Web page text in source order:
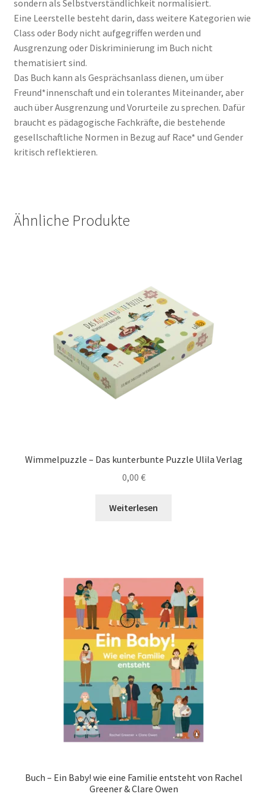
sondern als Selbstverständlichkeit normalisiert.
Eine Leerstelle besteht darin, dass weitere Kategorien wie
Class oder Body nicht aufgegriffen werden und
Ausgrenzung oder Diskriminierung im Buch nicht
thematisiert sind.
Das Buch kann als Gesprächsanlass dienen, um über
Freund*innenschaft und ein tolerantes Miteinander, aber
auch über Ausgrenzung und Vorurteile zu sprechen. Dafür
braucht es pädagogische Fachkräfte, die bestehende
gesellschaftliche Normen in Bezug auf Race* und Gender
kritisch reflektieren.
Ähnliche Produkte
Wimmelpuzzle – Das kunterbunte Puzzle Ulila Verlag
0,00 €
Weiterlesen
Buch – Ein Baby! wie eine Familie entsteht von Rachel
Greener & Clare Owen